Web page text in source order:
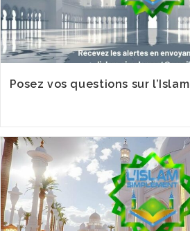
Posez vos questions sur l’Islam